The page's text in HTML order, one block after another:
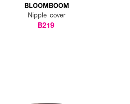
BLOOMBOOM
Nipple cover
฿219